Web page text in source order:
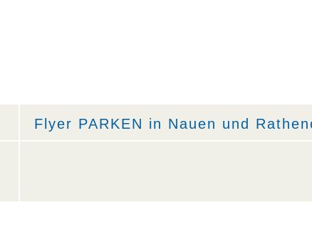
Flyer PARKEN in Nauen und